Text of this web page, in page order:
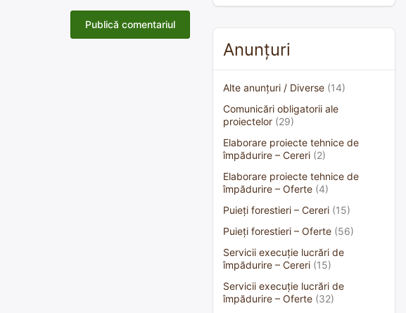
Anunțuri
Alte anunțuri / Diverse (14)
Comunicări obligatorii ale
proiectelor (29)
Elaborare proiecte tehnice de
împădurire – Cereri (2)
Elaborare proiecte tehnice de
împădurire – Oferte (4)
Puieți forestieri – Cereri (15)
Puieți forestieri – Oferte (56)
Servicii execuție lucrări de
împădurire – Cereri (15)
Servicii execuție lucrări de
împădurire – Oferte (32)